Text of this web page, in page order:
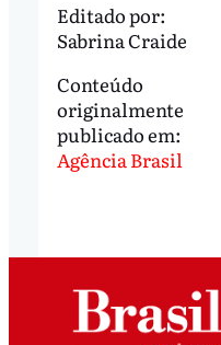
Editado por:
Sabrina Craide
Conteúdo
originalmente
publicado em:
Agência Brasil